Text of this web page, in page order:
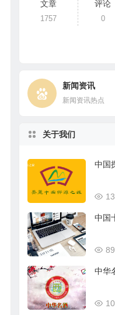
文章
1757
评论
0
新闻资讯
新闻资讯热点
关于我们
中国
中国
中华